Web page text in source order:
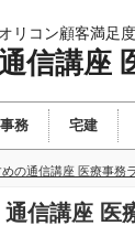
オリコン顧客満足
信講座
務 宅建
めの通信講座 医療事務
通信講座